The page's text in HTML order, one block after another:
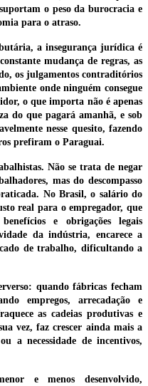
o peso da burocracia e
para o atraso.
a insegurança jurídica é
mudança de regras, as
os julgamentos contraditórios
onde ninguém consegue
o que importa não é apenas
do que pagará amanhã, e sob
nesse quesito, fazendo
prefiram o Paraguai.
Não se trata de negar
mas do descompasso
No Brasil, o salário do
real para o empregador, que
e obrigações legais
da indústria, encarece a
de trabalho, dificultando a
quando fábricas fecham
empregos, arrecadação e
as cadeias produtivas e
vez, faz crescer ainda mais a
a necessidade de incentivos,
e menos desenvolvido,